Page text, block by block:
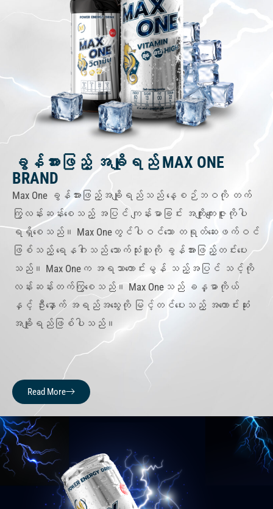
ခွန်အားဖြည့် အချိုရည် MAX ONE
BRAND
Max One ခွန်အားဖြည့်အချိုရည်သည် နေ့စဉ်ဘဝကို တက်
ကြွလန်းဆန်းစေသည့် အပြင် ကျန်းမာခြင်း အကျိုးကျေးဇူးကိုပါ
ရရှိစေသည်။ Max Oneတွင်ပါဝင်သော တရုတ်ဆေးဖက်ဝင်
ဖြစ်သည့် ရေနဂါးသည် သောက်သုံးသူကို ခွန်အားဖြည့်တင်းပေး
သည်။ Max Oneက အရသာကောင်းမွန် သည့်အပြင် သင့်ကို
လန်းဆန်းတက်ကြွစေသည်။ Max Oneသည် ခန္ဓာကိုယ်
နှင့် ဦးနှောက် အရည်အသွေးကို မြင့်တင်ပေးသည့် အကောင်းဆုံး
အချိုရည်ဖြစ်ပါသည်။
Read More